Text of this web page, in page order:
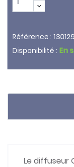
Référence : 130129
Disponibilité : En
Le diffuseur